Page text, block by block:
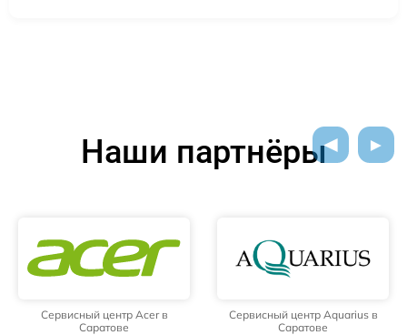
Наши партнёры
Сервисный центр Acer в
Саратове
Сервисный центр Aquarius в
Саратове